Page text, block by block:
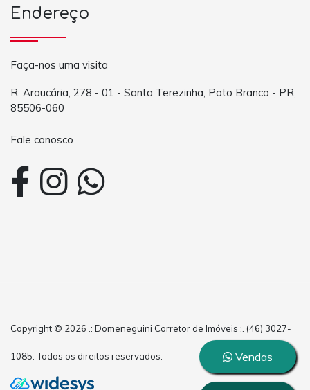
Endereço
Faça-nos uma visita
R. Araucária, 278 - 01 - Santa Terezinha, Pato Branco - PR,
85506-060
Fale conosco
Copyright © 2026 .: Domeneguini Corretor de Imóveis :. (46) 3027-
1085. Todos os direitos reservados. Vendas